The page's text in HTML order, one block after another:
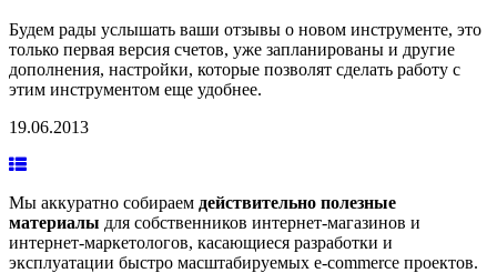
Будем рады услышать ваши отзывы о новом инструменте, это
только первая версия счетов, уже запланированы и другие
дополнения, настройки, которые позволят сделать работу с
этим инструментом еще удобнее.
19.06.2013
Мы аккуратно собираем действительно полезные
материалы для собственников интернет-магазинов и
интернет-маркетологов, касающиеся разработки и
эксплуатации быстро масштабируемых e-commerce проектов.